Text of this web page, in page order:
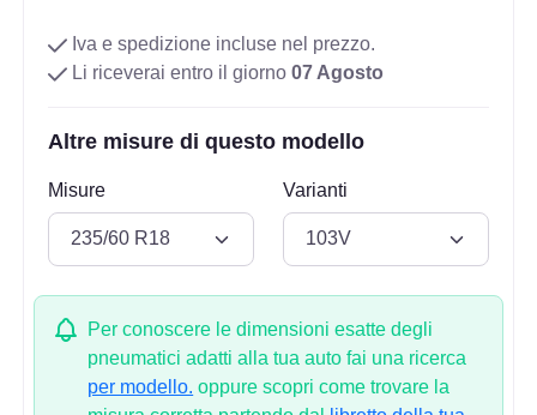
Iva e spedizione incluse nel prezzo.
Li riceverai entro il giorno07 Agosto
Altre misure di questo modello
Misure Varianti
Per conoscere le dimensioni esatte degli
pneumatici adatti alla tua auto fai una ricerca
per modello. oppure scopri come trovare la